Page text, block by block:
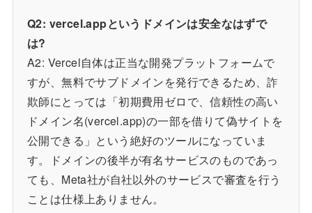
Q2: vercel.appというドメインは安全なはずで
は?
A2: Vercel自体は正当な開発プラットフォームで
すが、無料でサブドメインを発行できるため、詐
欺師にとっては「初期費用ゼロで、信頼性の高い
ドメイン名(vercel.app)の一部を借りて偽サイトを
公開できる」という絶好のツールになっていま
す。ドメインの後半が有名サービスのものであっ
ても、Meta社が自社以外のサービスで審査を行う
ことは仕様上ありません。